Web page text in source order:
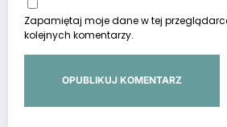
Zapamiętaj moje dane w tej
kolejnych komentarzy.